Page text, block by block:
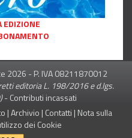
EDIZIONE
2026 - P. IVA 08211870012
editoria L. 198/2016 e d.lgs.
-Contributi incassati
|Archivio | Contatti | Nota sulla
dei Cookie